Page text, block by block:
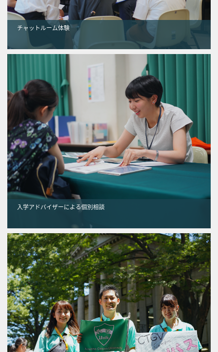
チャットルーム体験
入学アドバイザーによる個別相談